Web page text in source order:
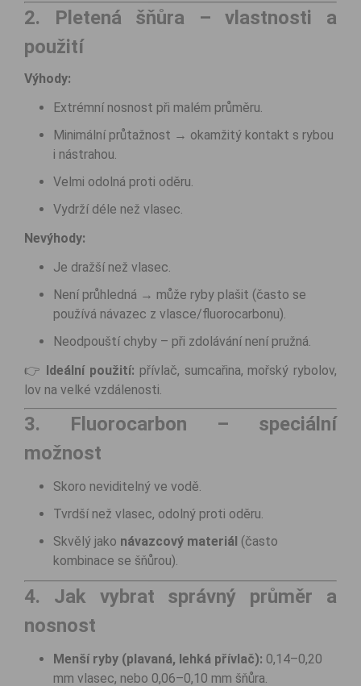
2. Pletená šňůra – vlastnosti a
použití
Výhody:
Extrémní nosnost při malém průměru.
Minimální průtažnost → okamžitý kontakt s rybou
i nástrahou.
Velmi odolná proti oděru.
Vydrží déle než vlasec.
Nevýhody:
Je dražší než vlasec.
Není průhledná → může ryby plašit (často se
používá návazec z vlasce/fluorocarbonu).
Neodpouští chyby – při zdolávání není pružná.
👉 Ideální použití: přívlač, sumcařina, mořský rybolov,
lov na velké vzdálenosti.
3. Fluorocarbon – speciální
možnost
Skoro neviditelný ve vodě.
Tvrdší než vlasec, odolný proti oděru.
Skvělý jako návazcový materiál (často
kombinace se šňůrou).
4. Jak vybrat správný průměr a
nosnost
Menší ryby (plavaná, lehká přívlač): 0,14–0,20
mm vlasec, nebo 0,06–0,10 mm šňůra.